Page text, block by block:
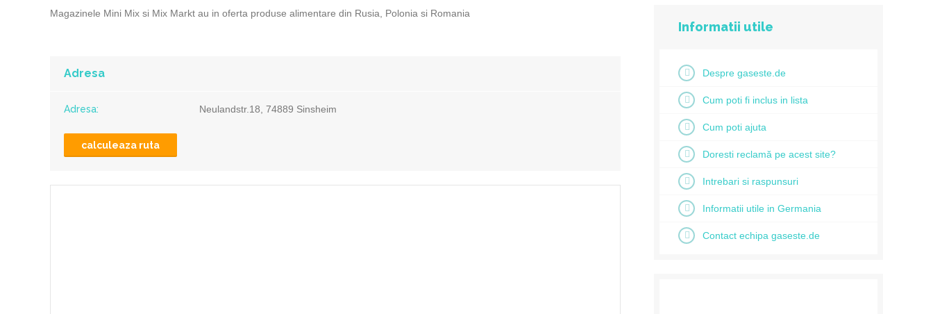
Magazinele Mini Mix si Mix Markt au in oferta produse alimentare din Rusia, Polonia si Romania
Adresa
Adresa: Neulandstr.18, 74889 Sinsheim
calculeaza ruta
Informatii utile
Despre gaseste.de
Cum poti fi inclus in lista
Cum poti ajuta
Doresti reclamă pe acest site?
Intrebari si raspunsuri
Informatii utile in Germania
Contact echipa gaseste.de